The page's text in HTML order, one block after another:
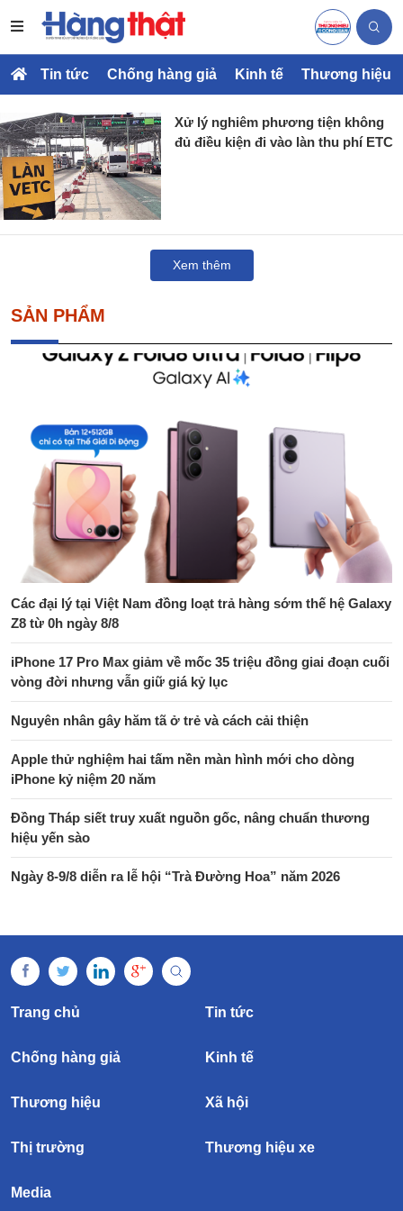
Tin tức Chống hàng giả Kinh tế Thương hiệu
Xử lý nghiêm phương tiện không
đủ điều kiện đi vào làn thu phí ETC
Xem thêm
SẢN PHẨM
Các đại lý tại Việt Nam đồng loạt trả hàng sớm thế hệ Galaxy
Z8 từ 0h ngày 8/8
iPhone 17 Pro Max giảm về mốc 35 triệu đồng giai đoạn cuối
vòng đời nhưng vẫn giữ giá kỷ lục
Nguyên nhân gây hăm tã ở trẻ và cách cải thiện
Apple thử nghiệm hai tấm nền màn hình mới cho dòng
iPhone kỷ niệm 20 năm
Đồng Tháp siết truy xuất nguồn gốc, nâng chuẩn thương
hiệu yến sào
Ngày 8-9/8 diễn ra lễ hội “Trà Đường Hoa” năm 2026
Trang chủ Tin tức
Chống hàng giả Kinh tế
Thương hiệu Xã hội
Thị trường Thương hiệu xe
Media